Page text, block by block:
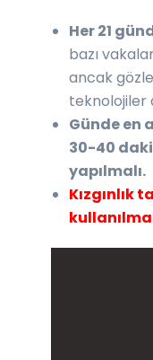
Her 21
bazı
ancak
teknolojiler
Günde en
30-40
yapılmalı.
Kızgınlık